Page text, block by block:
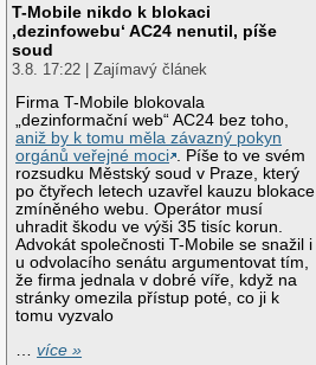
T-Mobile nikdo k blokaci
‚dezinfowebu‘ AC24 nenutil, píše
soud
3.8. 17:22 | Zajímavý článek
Firma T-Mobile blokovala
„dezinformační web“ AC24 bez toho,
aniž by k tomu měla závazný pokyn
orgánů veřejné moci . Píše to ve svém
rozsudku Městský soud v Praze, který
po čtyřech letech uzavřel kauzu blokace
zmíněného webu. Operátor musí
uhradit škodu ve výši 35 tisíc korun.
Advokát společnosti T-Mobile se snažil i
u odvolacího senátu argumentovat tím,
že firma jednala v dobré víře, když na
stránky omezila přístup poté, co ji k
tomu vyzvalo
…více »